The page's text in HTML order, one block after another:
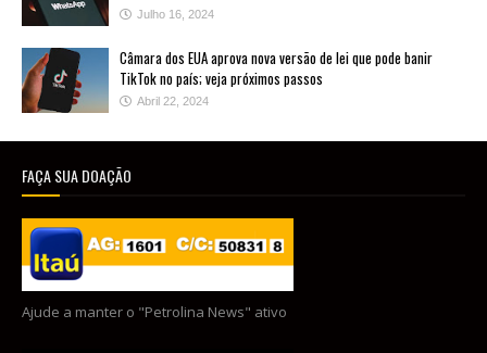
Julho 16, 2024
Câmara dos EUA aprova nova versão de lei que pode banir
TikTok no país; veja próximos passos
Abril 22, 2024
FAÇA SUA DOAÇÃO
Ajude a manter o "Petrolina News" ativo